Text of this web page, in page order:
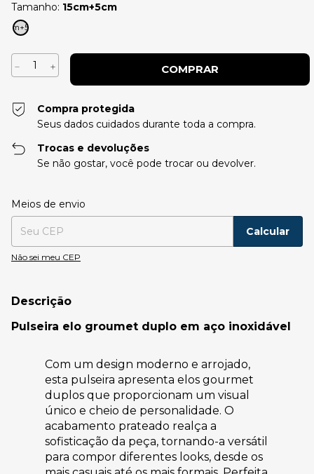
Tamanho: 15cm+5cm
15cm+5cm
Compra protegida
Seus dados cuidados durante toda a compra.
Trocas e devoluções
Se não gostar, você pode trocar ou devolver.
Entregas para o CEP:
Meios de envio
Calcular
Não sei meu CEP
Descrição
Pulseira elo groumet duplo em aço inoxidável
Com um design moderno e arrojado,
esta pulseira apresenta elos gourmet
duplos que proporcionam um visual
único e cheio de personalidade. O
acabamento prateado realça a
sofisticação da peça, tornando-a versátil
para compor diferentes looks, desde os